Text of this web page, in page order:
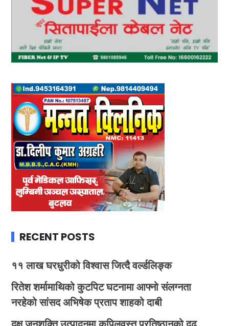
RECENT POSTS
११ लाख घरधुरीको विश्वास जित्दै वर्ल्डलिङ्क
रितेश शर्मामाथिको कुटपिट घटनामा आफ्नो संलग्नता
नरहेको सांसद अभिषेक प्रताप शाहको दाबी